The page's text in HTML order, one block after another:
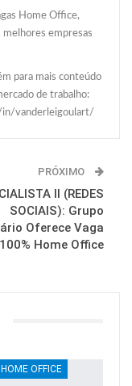
Home Office,
melhores empresas
para mais conteúdo
de trabalho:
vanderleigoulart/
PRÓXIMO
II (REDES
SOCIAIS): Grupo
Oferece Vaga
100% Home Office
OFFICE